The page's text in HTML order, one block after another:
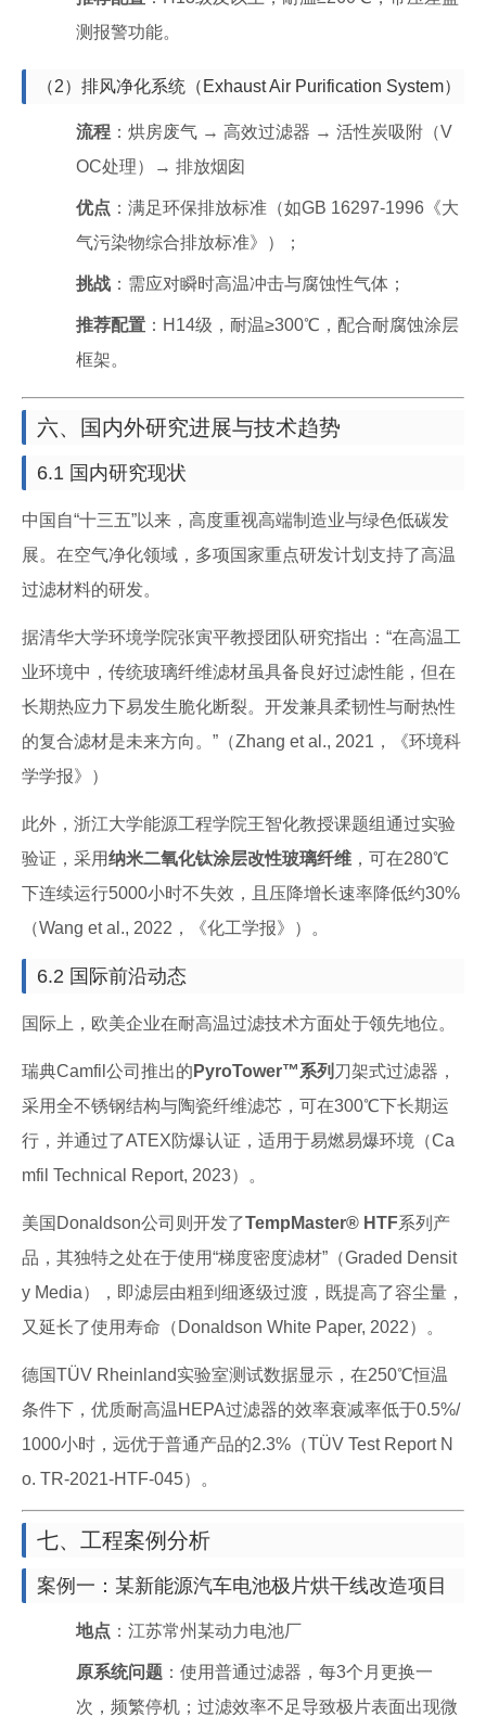
测报警功能。
（2）排风净化系统（Exhaust Air Purification System）
流程 ：烘房废气 → 高效过滤器 → 活性炭吸附（V
OC处理）→ 排放烟囱
优点 ：满足环保排放标准（如GB 16297-1996《大
气污染物综合排放标准》）；
挑战 ：需应对瞬时高温冲击与腐蚀性气体；
推荐配置 ：H14级，耐温≥300℃，配合耐腐蚀涂层
框架。
六、国内外研究进展与技术趋势
6.1 国内研究现状
中国自“十三五”以来，高度重视高端制造业与绿色低碳发
展。在空气净化领域，多项国家重点研发计划支持了高温
过滤材料的研发。
据清华大学环境学院张寅平教授团队研究指出：“在高温工
业环境中，传统玻璃纤维滤材虽具备良好过滤性能，但在
长期热应力下易发生脆化断裂。开发兼具柔韧性与耐热性
的复合滤材是未来方向。”（Zhang et al., 2021，《环境科
学学报》）
此外，浙江大学能源工程学院王智化教授课题组通过实验
验证，采用纳米二氧化钛涂层改性玻璃纤维 ，可在280℃
下连续运行5000小时不失效，且压降增长速率降低约30%
（Wang et al., 2022，《化工学报》）。
6.2 国际前沿动态
国际上，欧美企业在耐高温过滤技术方面处于领先地位。
瑞典Camfil公司推出的 PyroTower™系列 刀架式过滤器，
采用全不锈钢结构与陶瓷纤维滤芯，可在300℃下长期运
行，并通过了ATEX防爆认证，适用于易燃易爆环境（Ca
mfil Technical Report, 2023）。
美国Donaldson公司则开发了TempMaster® HTF系列产
品，其独特之处在于使用“梯度密度滤材”（Graded Densit
y Media），即滤层由粗到细逐级过渡，既提高了容尘量，
又延长了使用寿命（Donaldson White Paper, 2022）。
德国TÜV Rheinland实验室测试数据显示，在250℃恒温
条件下，优质耐高温HEPA过滤器的效率衰减率低于0.5%/
1000小时，远优于普通产品的2.3%（TÜV Test Report N
o. TR-2021-HTF-045）。
七、工程案例分析
案例一：某新能源汽车电池极片烘干线改造项目
地点 ：江苏常州某动力电池厂
原系统问题 ：使用普通过滤器，每3个月更换一
次，频繁停机；过滤效率不足导致极片表面出现微